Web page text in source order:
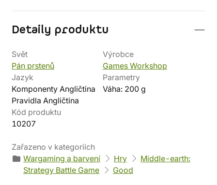
Detaily produktu
Svět
Pán prstenů
Výrobce
Games Workshop
Jazyk
Komponenty Angličtina
Pravidla Angličtina
Parametry
Váha: 200 g
Kód produktu
10207
Zařazeno v kategoriích
Wargaming a barvení
Hry
Middle-earth:
Strategy Battle Game
Good